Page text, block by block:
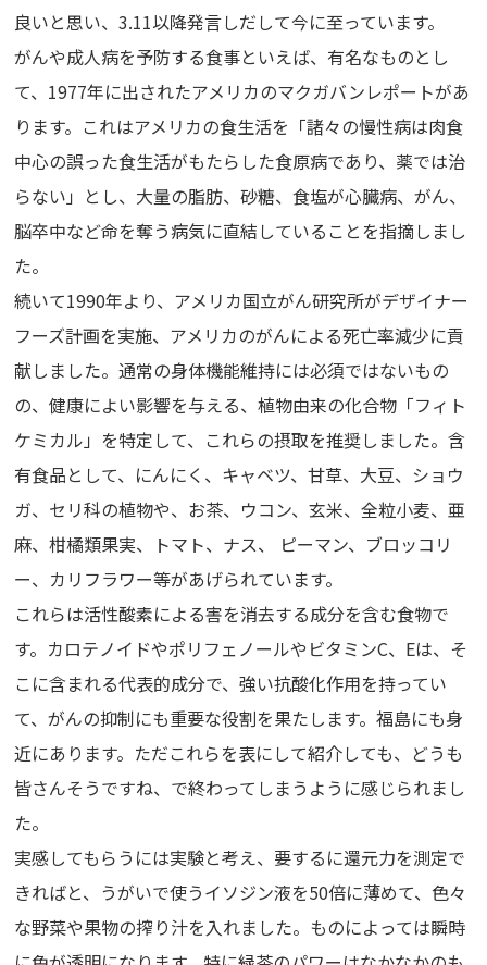
良いと思い、3.11以降発言しだして今に至っています。
がんや成人病を予防する食事といえば、有名なものとし
て、1977年に出されたアメリカのマクガバンレポートがあ
ります。これはアメリカの食生活を「諸々の慢性病は肉食
中心の誤った食生活がもたらした食原病であり、薬では治
らない」とし、大量の脂肪、砂糖、食塩が心臓病、がん、
脳卒中など命を奪う病気に直結していることを指摘しまし
た。
続いて1990年より、アメリカ国立がん研究所がデザイナー
フーズ計画を実施、アメリカのがんによる死亡率減少に貢
献しました。通常の身体機能維持には必須ではないもの
の、健康によい影響を与える、植物由来の化合物「フィト
ケミカル」を特定して、これらの摂取を推奨しました。含
有食品として、にんにく、キャベツ、甘草、大豆、ショウ
ガ、セリ科の植物や、お茶、ウコン、玄米、全粒小麦、亜
麻、柑橘類果実、トマト、ナス、 ピーマン、ブロッコリ
ー、カリフラワー等があげられています。
これらは活性酸素による害を消去する成分を含む食物で
す。カロテノイドやポリフェノールやビタミンC、Eは、そ
こに含まれる代表的成分で、強い抗酸化作用を持ってい
て、がんの抑制にも重要な役割を果たします。福島にも身
近にあります。ただこれらを表にして紹介しても、どうも
皆さんそうですね、で終わってしまうように感じられまし
た。
実感してもらうには実験と考え、要するに還元力を測定で
きればと、うがいで使うイソジン液を50倍に薄めて、色々
な野菜や果物の搾り汁を入れました。ものによっては瞬時